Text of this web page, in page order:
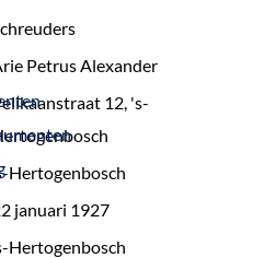
Petrus Alexander
12, 's-
Hertogenbosch
januari 1927
Hertogenbosch